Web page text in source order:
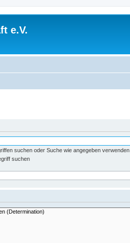
e.V.
suchen oder Suche wie angegeben verwenden
suchen